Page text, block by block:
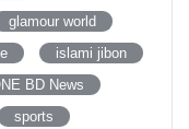
glamour world
islami jibon
BD News
sports